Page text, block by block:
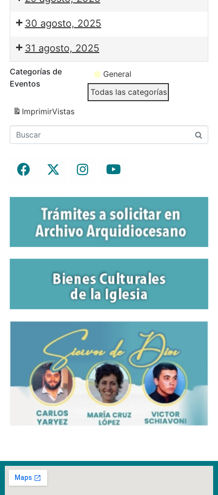
30 agosto, 2025
31 agosto, 2025
Categorías de
Eventos
General
Todas las categorías
ImprimirVistas